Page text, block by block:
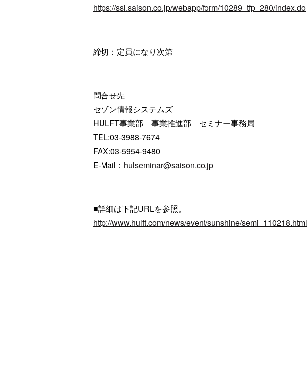
https://ssl.saison.co.jp/webapp/form/10289_tfp_280/index.do
締切：定員になり次第
問合せ先
セゾン情報システムズ
HULFT事業部 事業推進部 セミナー事務局
TEL:03-3988-7674
FAX:03-5954-9480
E-Mail： hulseminar@saison.co.jp
■詳細は下記URLを参照。
http://www.hulft.com/news/event/sunshine/semi_110218.html